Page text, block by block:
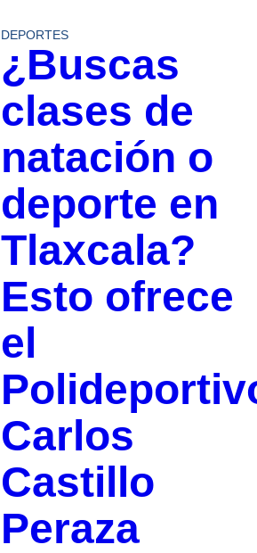
DEPORTES
¿Buscas
clases de
natación o
deporte en
Tlaxcala?
Esto ofrece
el
Carlos
Castillo
Peraza